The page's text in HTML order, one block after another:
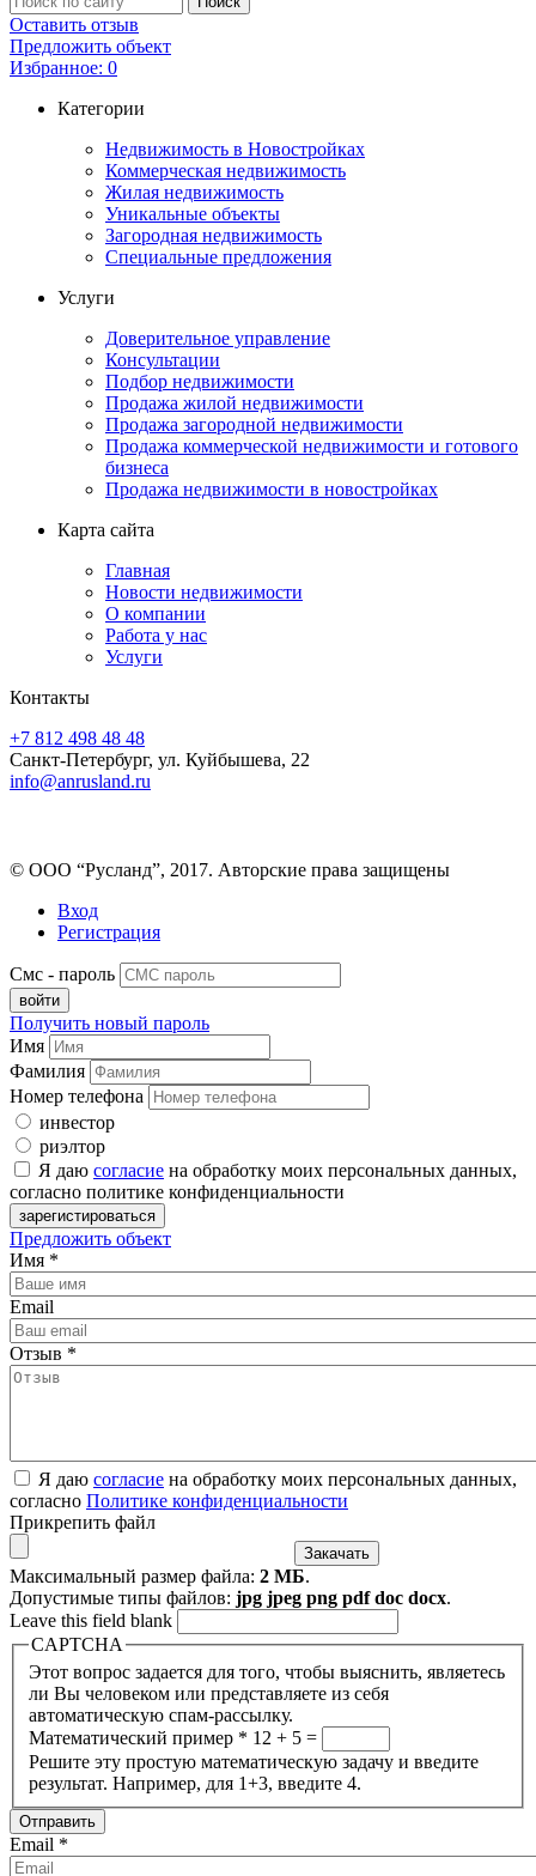
Оставить отзыв
Предложить объект
Избранное: 0
Категории
Недвижимость в Новостройках
Коммерческая недвижимость
Жилая недвижимость
Уникальные объекты
Загородная недвижимость
Специальные предложения
Услуги
Доверительное управление
Консультации
Подбор недвижимости
Продажа жилой недвижимости
Продажа загородной недвижимости
Продажа коммерческой недвижимости и готового
бизнеса
Продажа недвижимости в новостройках
Карта сайта
Главная
Новости недвижимости
О компании
Работа у нас
Услуги
Контакты
+7 812 498 48 48
Санкт-Петербург, ул. Куйбышева, 22
info@anrusland.ru
© ООО “Русланд”, 2017. Авторские права защищены
Вход
Регистрация
Смс - пароль
Получить новый пароль
Имя
Фамилия
Номер телефона
инвестор
риэлтор
Я даю согласие на обработку моих персональных данных,
согласно политике конфиденциальности
Предложить объект
Имя *
Email
Отзыв *
Я даю согласие на обработку моих персональных данных,
согласно Политике конфиденциальности
Прикрепить файл
Максимальный размер файла: 2 МБ.
Допустимые типы файлов: jpg jpeg png pdf doc docx.
Leave this field blank
CAPTCHA
Этот вопрос задается для того, чтобы выяснить, являетесь
ли Вы человеком или представляете из себя
автоматическую спам-рассылку.
Математический пример * 12 + 5 =
Решите эту простую математическую задачу и введите
результат. Например, для 1+3, введите 4.
Email *